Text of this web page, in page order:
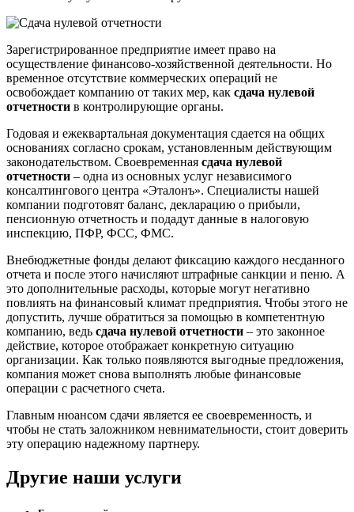
Зарегистрированное предприятие имеет право на
осуществление финансово-хозяйственной деятельности. Но
временное отсутствие коммерческих операций не
освобождает компанию от таких мер, как сдача нулевой
отчетности в контролирующие органы.
Годовая и ежеквартальная документация сдается на общих
основаниях согласно срокам, установленным действующим
законодательством. Своевременная сдача нулевой
отчетности – одна из основных услуг независимого
консалтингового центра «Эталонъ». Специалисты нашей
компании подготовят баланс, декларацию о прибыли,
пенсионную отчетность и подадут данные в налоговую
инспекцию, ПФР, ФСС, ФМС.
Внебюджетные фонды делают фиксацию каждого несданного
отчета и после этого начисляют штрафные санкции и пеню. А
это дополнительные расходы, которые могут негативно
повлиять на финансовый климат предприятия. Чтобы этого не
допустить, лучше обратиться за помощью в компетентную
компанию, ведь сдача нулевой отчетности – это законное
действие, которое отображает конкретную ситуацию
организации. Как только появляются выгодные предложения,
компания может снова выполнять любые финансовые
операции с расчетного счета.
Главным нюансом сдачи является ее своевременность, и
чтобы не стать заложником невнимательности, стоит доверить
эту операцию надежному партнеру.
Другие наши услуги